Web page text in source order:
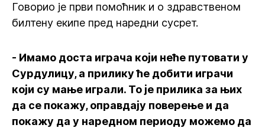
Говорио је први помоћник и о здравственом
билтену екипе пред наредни сусрет.
- Имамо доста играча који неће путовати у
Сурдулицу, а прилику ће добити играчи
који су мање играли. То је прилика за њих
да се покажу, оправдају поверење и да
покажу да у наредном периоду можемо да